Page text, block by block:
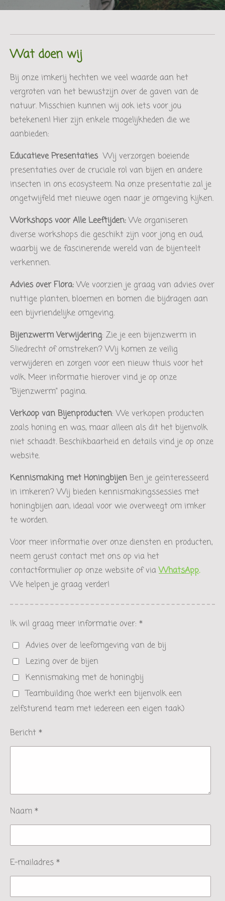
Wat doen wij
Bij onze imkerij hechten we veel waarde aan het
vergroten van het bewustzijn over de gaven van de
natuur. Misschien kunnen wij ook iets voor jou
betekenen! Hier zijn enkele mogelijkheden die we
aanbieden:
Educatieve PresentatiesWij verzorgen boeiende
presentaties over de cruciale rol van bijen en andere
insecten in ons ecosysteem. Na onze presentatie zal je
ongetwijfeld met nieuwe ogen naar je omgeving kijken.
Workshops voor Alle Leeftijden:We organiseren
diverse workshops die geschikt zijn voor jong en oud,
waarbij we de fascinerende wereld van de bijenteelt
verkennen.
Advies over Flora:We voorzien je graag van advies over
nuttige planten, bloemen en bomen die bijdragen aan
een bijvriendelijke omgeving.
Bijenzwerm Verwijdering: Zie je een bijenzwerm in
Sliedrecht of omstreken? Wij komen ze veilig
verwijderen en zorgen voor een nieuw thuis voor het
volk. Meer informatie hierover vind je op onze
"Bijenzwerm" pagina.
Verkoop van Bijenproducten: We verkopen producten
zoals honing en was, maar alleen als dit het bijenvolk
niet schaadt. Beschikbaarheid en details vind je op onze
website.
Kennismaking met Honingbijen Ben je geïnteresseerd
in imkeren? Wij bieden kennismakingssessies met
honingbijen aan, ideaal voor wie overweegt om imker
te worden.
Voor meer informatie over onze diensten en producten,
neem gerust contact met ons op via het
contactformulier op onze website of viaWhatsApp.
We helpen je graag verder!
Ik wil graag meer informatie over: *
Advies over de leefomgeving van de bij
Lezing over de bijen
Kennismaking met de honingbij
Teambuilding (hoe werkt een bijenvolk een
zelfsturend team met iedereen een eigen taak)
Bericht *
Naam *
E-mailadres *